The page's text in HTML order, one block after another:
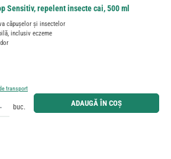
Sensitiv, repelent insecte cai, 500 ml
căpușelor și insectelor
inclusiv eczeme
transport
dorită sau utilizați butoanele pentru a mări sau micșora
buc. ADAUGĂ ÎN COȘ